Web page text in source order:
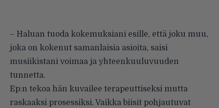
– Haluan tuoda kokemuksiani esille, että joku muu,
joka on kokenut samanlaisia asioita, saisi
musiikistani voimaa ja yhteenkuuluvuuden
tunnetta.
Ep:n tekoa hän kuvailee terapeuttiseksi mutta
raskaaksi prosessiksi. Vaikka biisit pohjautuvat